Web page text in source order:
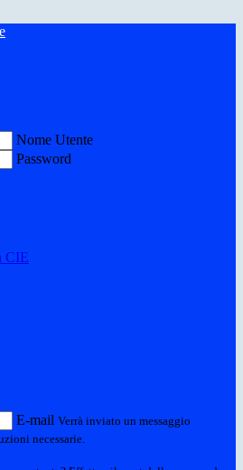
Nome Utente
Password
CIE
E-mail Verrà inviato un messaggio
necessarie.